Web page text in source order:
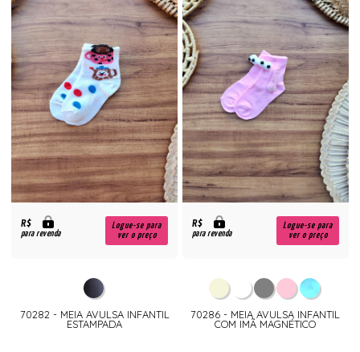
R$
para revenda
Logue-se para
ver o preço
70282 - MEIA AVULSA INFANTIL
ESTAMPADA
R$
para revenda
Logue-se para
ver o preço
70286 - MEIA AVULSA INFANTIL
COM IMÃ MAGNÉTICO